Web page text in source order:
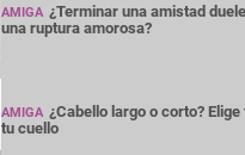
AMIGA ¿Terminar una amistad
una ruptura amorosa?
AMIGA ¿Cabello largo o corto?
tu cuello